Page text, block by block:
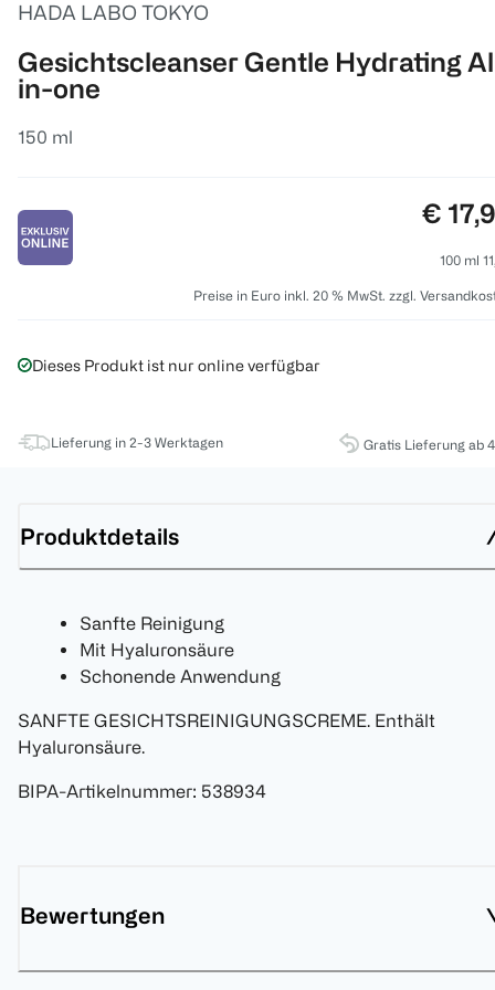
HADA LABO TOKYO
Gesichtscleanser Gentle Hydrating
in-one
150 ml
Preis:
€
100 ml
Preise in Euro inkl. 20 % MwSt. zzgl.
Dieses Produkt ist nur online verfügbar
Lieferung in 2-3 Werktagen Gratis Lieferung ab
Produktdetails
Sanfte Reinigung
Mit Hyaluronsäure
Schonende Anwendung
SANFTE GESICHTSREINIGUNGSCREME. Enthält
Hyaluronsäure.
BIPA-Artikelnummer: 538934
Bewertungen